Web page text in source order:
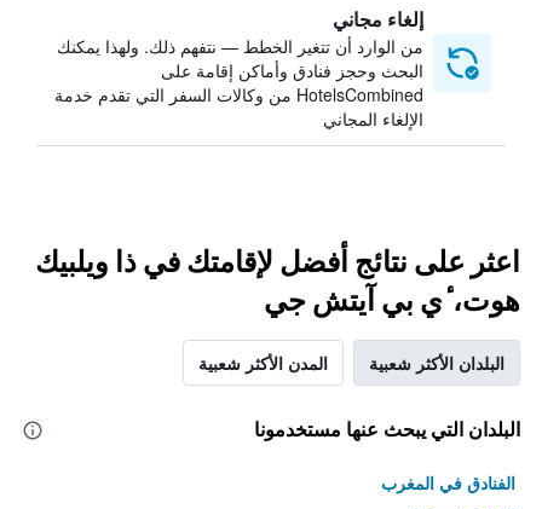
إلغاء مجاني
من الوارد أن تتغير الخطط — نتفهم ذلك. ولهذا يمكنك
البحث وحجز فنادق وأماكن إقامة على
HotelsCombined من وكالات السفر التي تقدم خدمة
الإلغاء المجاني
اعثر على نتائج أفضل لإقامتك في ذا ويلبيك
هوت، ٔي بي آيتش جي
البلدان الأكثر شعبية المدن الأكثر شعبية
البلدان التي يبحث عنها مستخدمونا
الفنادق في المغرب